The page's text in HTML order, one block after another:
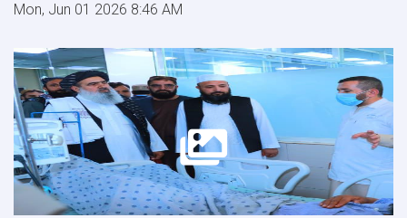
Mon, Jun 01 2026 8:46 AM